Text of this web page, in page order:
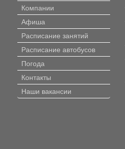
Компании
Афиша
Расписание занятий
Расписание автобусов
Погода
Контакты
Наши вакансии